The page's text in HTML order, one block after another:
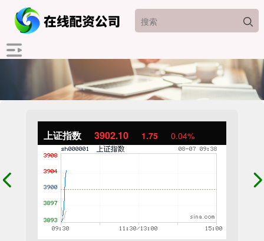
上证指数 3902.10 1.75 0.04%